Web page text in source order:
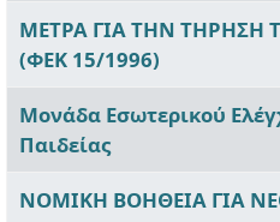
ΜΕΤΡΑ ΓΙΑ ΤΗΝ ΤΗΡΗΣΗ
(ΦΕΚ 15/1996)
Μονάδα Εσωτερικού
Παιδείας
ΝΟΜΙΚΗ ΒΟΗΘΕΙΑ ΓΙΑ